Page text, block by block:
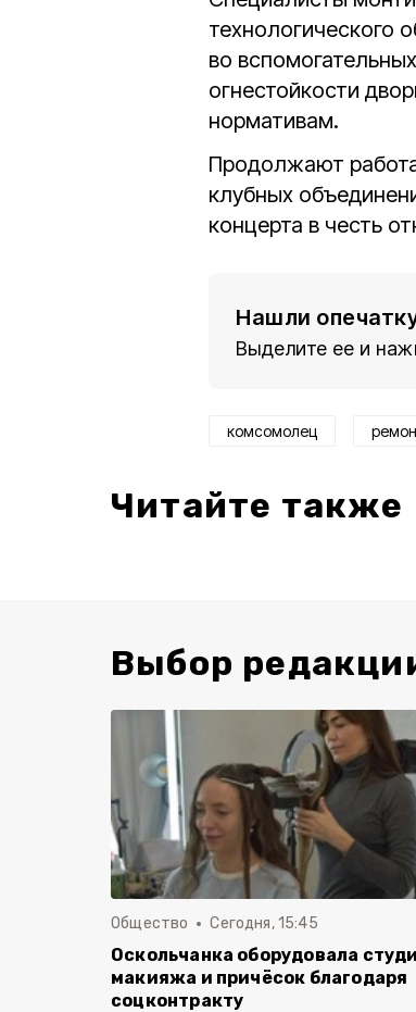
технологического
во
огнестойкости
нормативам.
Продолжают
клубных
концерта в честь
Нашли
Выделите ее и
комсомолец
Читайте также
Выбор
Общество Сегодня, 15:45
Оскольчанка оборудовала
макияжа и причёсок благодаря
соцконтракту